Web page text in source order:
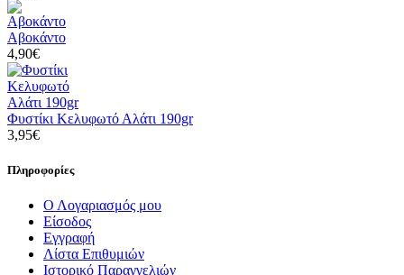
Αβοκάντο
4,90€
Φυστίκι Κελυφωτό Αλάτι 190gr
3,95€
Πληροφορίες
Ο Λογαριασμός μου
Είσοδος
Εγγραφή
Λίστα Επιθυμιών
Ιστορικό Παραγγελιών